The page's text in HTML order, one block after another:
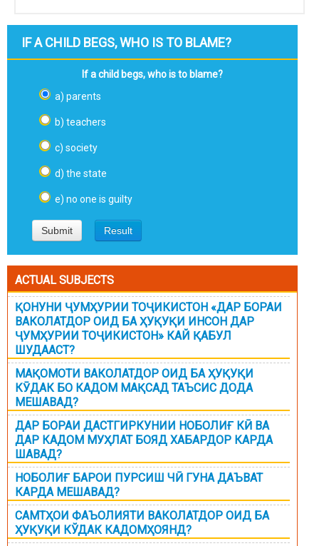
IF A CHILD BEGS, WHO IS TO BLAME?
If a child begs, who is to blame?
a) parents
b) teachers
c) society
d) the state
e) no one is guilty
ACTUAL SUBJECTS
ҚОНУНИ ҶУМҲУРИИ ТОҶИКИСТОН «ДАР БОРАИ
ВАКОЛАТДОР ОИД БА ҲУҚУҚИ ИНСОН ДАР
ҶУМҲУРИИ ТОҶИКИСТОН» КАЙ ҚАБУЛ
ШУДААСТ?
МАҚОМОТИ ВАКОЛАТДОР ОИД БА ҲУҚУҚИ
КӮДАК БО КАДОМ МАҚСАД ТАЪСИС ДОДА
МЕШАВАД?
ДАР БОРАИ ДАСТГИРКУНИИ НОБОЛИҒ КӢ ВА
ДАР КАДОМ МУҲЛАТ БОЯД ХАБАРДОР КАРДА
ШАВАД?
НОБОЛИҒ БАРОИ ПУРСИШ ЧӢ ГУНА ДАЪВАТ
КАРДА МЕШАВАД?
САМТҲОИ ФАЪОЛИЯТИ ВАКОЛАТДОР ОИД БА
ҲУҚУҚИ КЎДАК КАДОМҲОЯНД?